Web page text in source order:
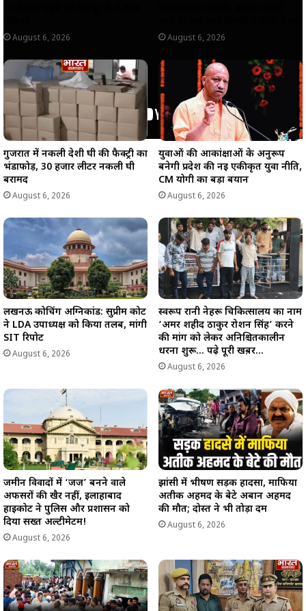
August 6, 2026 August 6, 2026
गुजरात में नकली देशी घी की फैक्ट्री का
भंडाफोड़, 30 हजार लीटर नकली घी
बरामद
August 6, 2026
युवाओं की आकांक्षाओं के अनुरूप
बनेगी प्रदेश की नई एकीकृत युवा नीति,
CM योगी का बड़ा बयान
August 6, 2026
लखनऊ कोचिंग अग्निकांड: सुप्रीम कोर्ट
ने LDA उपाध्यक्ष को किया तलब, मांगी
SIT रिपोर्ट
August 6, 2026
स्वरूप रानी नेहरू चिकित्सालय का नाम
‘अमर शहीद ठाकुर रोशन सिंह’ करने
की मांग को लेकर अनिश्चितकालीन
धरना शुरू… पढ़े पूरी खब़र…
August 6, 2026
जमीन विवादों में ‘जज’ बनने वाले
अफसरों की खैर नहीं, इलाहाबाद
हाईकोर्ट ने पुलिस और प्रशासन को
दिया सख्त अल्टीमेटम!
August 6, 2026
झांसी में भीषण सड़क हादसा, माफिया
अतीक अहमद के बेटे अबान अहमद
की मौत; दोस्त ने भी तोड़ा दम
August 6, 2026